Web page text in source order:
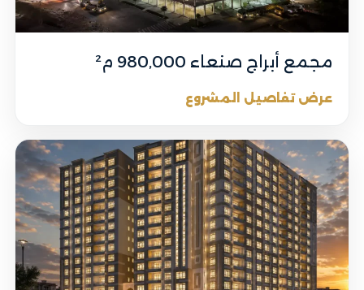
مجمع أبراج صنعاء 980,000 م²
عرض تفاصيل المشروع